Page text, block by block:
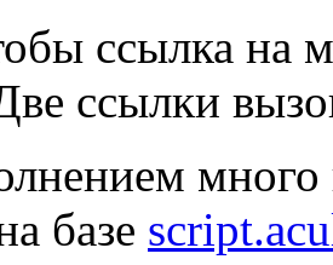
ссылка на
ссылки
базе